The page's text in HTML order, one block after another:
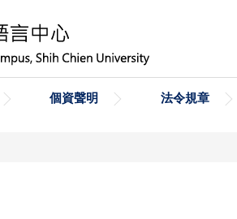
個資聲明 法令規章